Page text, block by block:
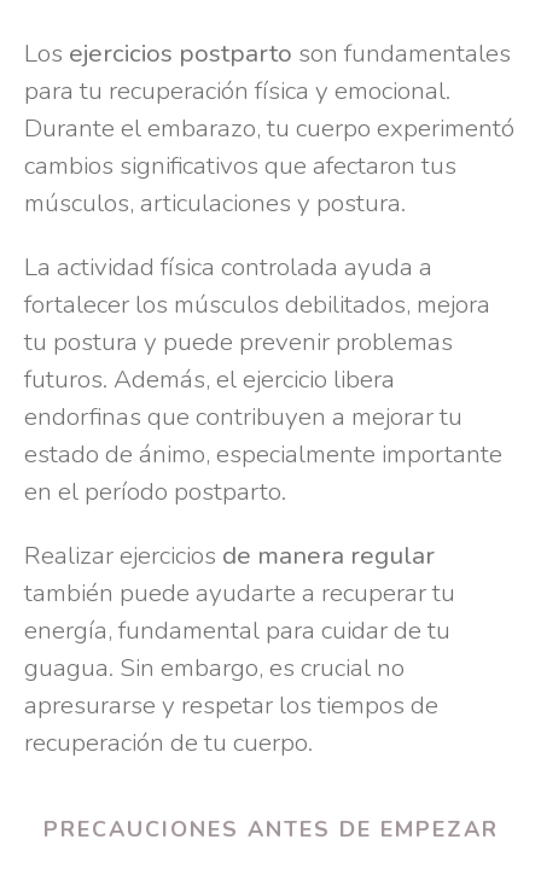
Los ejercicios postparto son fundamentales
para tu recuperación física y emocional.
Durante el embarazo, tu cuerpo experimentó
cambios significativos que afectaron tus
músculos, articulaciones y postura.
La actividad física controlada ayuda a
fortalecer los músculos debilitados, mejora
tu postura y puede prevenir problemas
futuros. Además, el ejercicio libera
endorfinas que contribuyen a mejorar tu
estado de ánimo, especialmente importante
en el período postparto.
Realizar ejercicios de manera regular
también puede ayudarte a recuperar tu
energía, fundamental para cuidar de tu
guagua. Sin embargo, es crucial no
apresurarse y respetar los tiempos de
recuperación de tu cuerpo.
PRECAUCIONES ANTES DE EMPEZAR